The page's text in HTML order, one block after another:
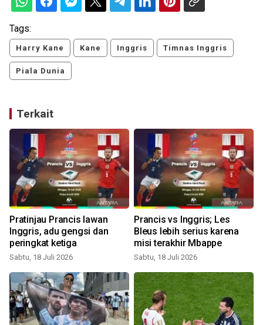
Tags:
Harry Kane Kane Inggris Timnas Inggris
Piala Dunia
Terkait
Pratinjau Prancis lawan
Inggris, adu gengsi dan
peringkat ketiga
Sabtu, 18 Juli 2026
Prancis vs Inggris; Les
Bleus lebih serius karena
misi terakhir Mbappe
Sabtu, 18 Juli 2026